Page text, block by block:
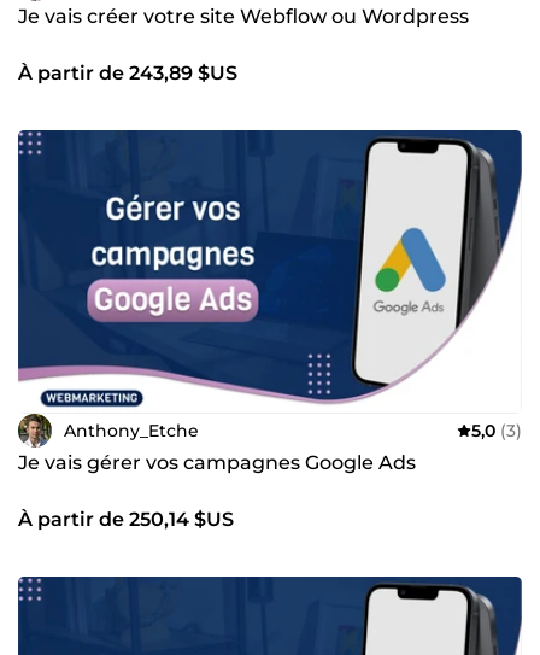
Je vais créer votre site Webflow ou Wordpress
À partir de 243,89 $US
Anthony_Etche 5,0 (3)
Je vais gérer vos campagnes Google Ads
À partir de 250,14 $US